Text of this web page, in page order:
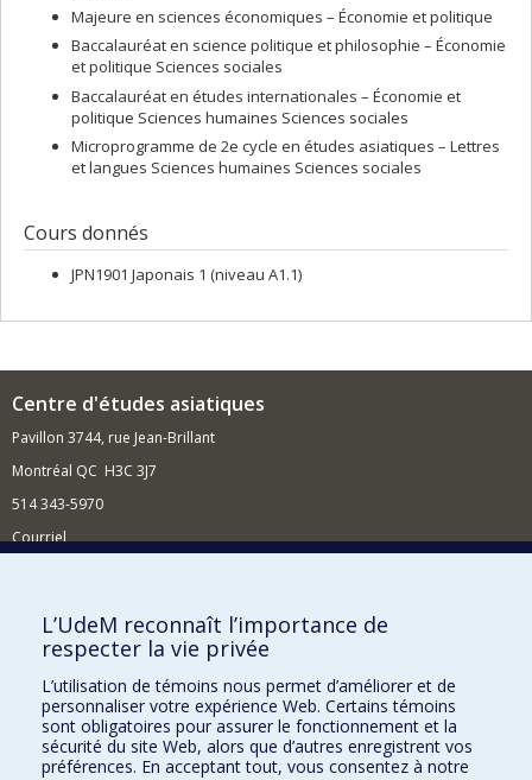
Majeure en sciences économiques – Économie et politique
Baccalauréat en science politique et philosophie – Économie
et politique Sciences sociales
Baccalauréat en études internationales – Économie et
politique Sciences humaines Sciences sociales
Microprogramme de 2e cycle en études asiatiques – Lettres
et langues Sciences humaines Sciences sociales
Cours donnés
JPN1901 Japonais 1 (niveau A1.1)
Centre d'études asiatiques
Pavillon 3744, rue Jean-Brillant
Montréal QC H3C 3J7
514 343-5970
Courriel
Comment soutenir le Centre ?
BESOIN D'AIDE?
Plan du site
Signaler une erreur
Accessibilité
L’UdeM reconnaît l’importance de
respecter la vie privée
L’utilisation de témoins nous permet d’améliorer et de
personnaliser votre expérience Web. Certains témoins
sont obligatoires pour assurer le fonctionnement et la
sécurité du site Web, alors que d’autres enregistrent vos
préférences. En acceptant tout, vous consentez à notre